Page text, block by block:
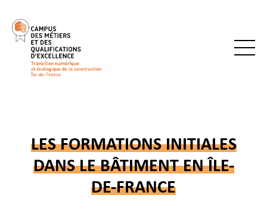
LES FORMATIONS INITIALES
DANS LE BÂTIMENT EN ÎLE-
DE-FRANCE